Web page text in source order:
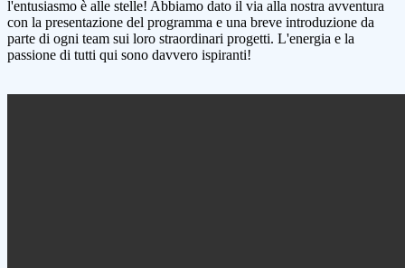
l'entusiasmo è alle stelle! Abbiamo dato il via alla nostra avventura
con la presentazione del programma e una breve introduzione da
parte di ogni team sui loro straordinari progetti. L'energia e la
passione di tutti qui sono davvero ispiranti!